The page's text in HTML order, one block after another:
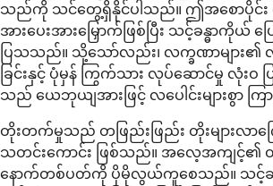
သည်ကို သင်တွေ့ရှိနိုင်ပါသည်။ ဤအစောပိုင်း အ
အားပေးအားမြှောက်ဖြစ်ပြီး သင့်ခန္ဓာကိုယ် ပြ
ပြသသည်။ သို့သော်လည်း၊ လက္ခဏာများ၏
ခြင်းနှင့် ပုံမှန် ကြွက်သား လုပ်ဆောင်မှု လုံးဝ
သည် ယေဘုယျအားဖြင့် လပေါင်းများစွာ ကြ
တိုးတက်မှုသည် တဖြည်းဖြည်း တိုးများလာကြ
သတင်းကောင်း ဖြစ်သည်။ အလေ့အကျင့်
နောက်တစ်ပတ်ကို ပိုမိုလွယ်ကူစေသည်။ သင့်ခ